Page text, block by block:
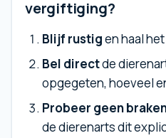
vergiftiging?
Blijf rustigen haal
Bel directde
opgegeten, hoeveel
Probeer geen
de dierenarts dit